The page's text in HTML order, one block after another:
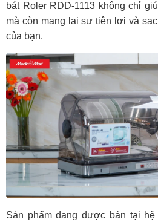
bát Roler RDD-1113 không chỉ
mà còn mang lại sự tiện lợi và
của bạn.
Sản phẩm đang được bán tại